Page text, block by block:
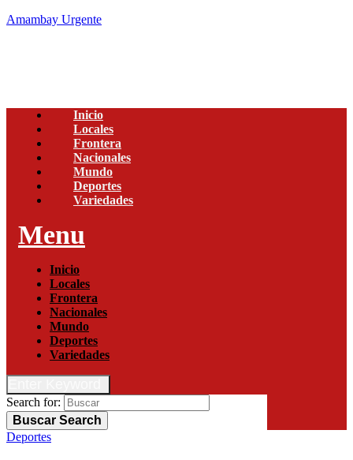
Amambay Urgente
Inicio
Locales
Frontera
Nacionales
Mundo
Deportes
Variedades
Menu
Inicio
Locales
Frontera
Nacionales
Mundo
Deportes
Variedades
Search for:
Buscar Search
Deportes